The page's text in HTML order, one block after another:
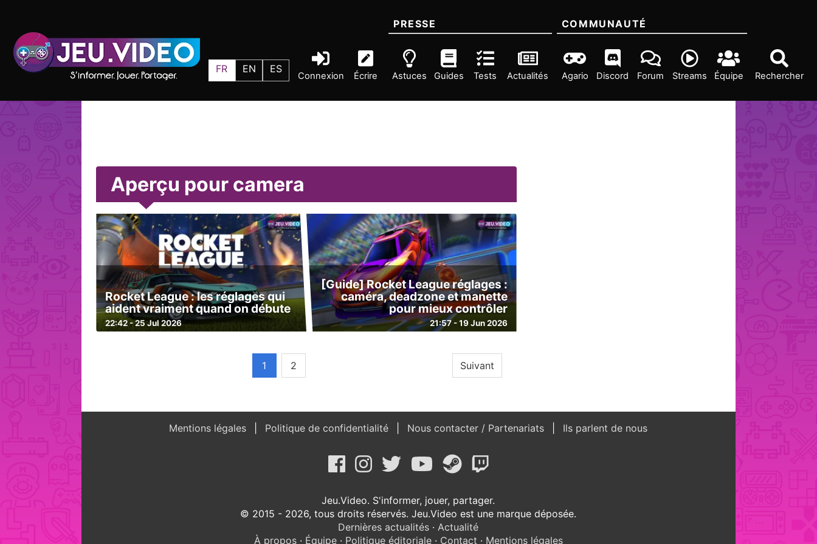
FR EN ES
Connexion Écrire Rechercher
PRESSE
Astuces Guides Tests Actualités
COMMUNAUTÉ
Agario Discord Forum Streams Équipe
Aperçu pour camera
Rocket League : les réglages qui
aident vraiment quand on débute
22:42 - 25 Jul 2026
[Guide] Rocket League réglages :
caméra, deadzone et manette
pour mieux contrôler
21:57 - 19 Jun 2026
Suivant
1 2
Mentions légales Politique de confidentialité Nous contacter / Partenariats Ils parlent de nous
Jeu.Video. S'informer, jouer, partager.
© 2015 - 2026, tous droits réservés. Jeu.Video est une marque déposée.
Dernières actualités · Actualité
À propos· Équipe· Politique éditoriale· Contact · Mentions légales